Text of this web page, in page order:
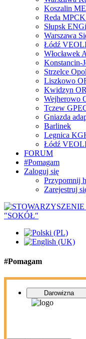
Koszalin
Reda
Słupsk
Warszawa
Łódź
Włocławek
Konstancin-
Strzelce
Liszkowo
Kwidzyn
Wejherowo
Tczew
Gniazda
Barlinek
Legnica
Łódź
FORUM
#Pomagam
Zaloguj się
Przypomnij
Zarejestruj
#Pomagam
Darowizna